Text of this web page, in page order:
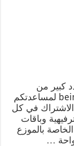
كبير من
المندوبين و الموزعين المتمدين bein sport لمساعدتكم
الاشتراك في كل
وباقات
بالموزع
…